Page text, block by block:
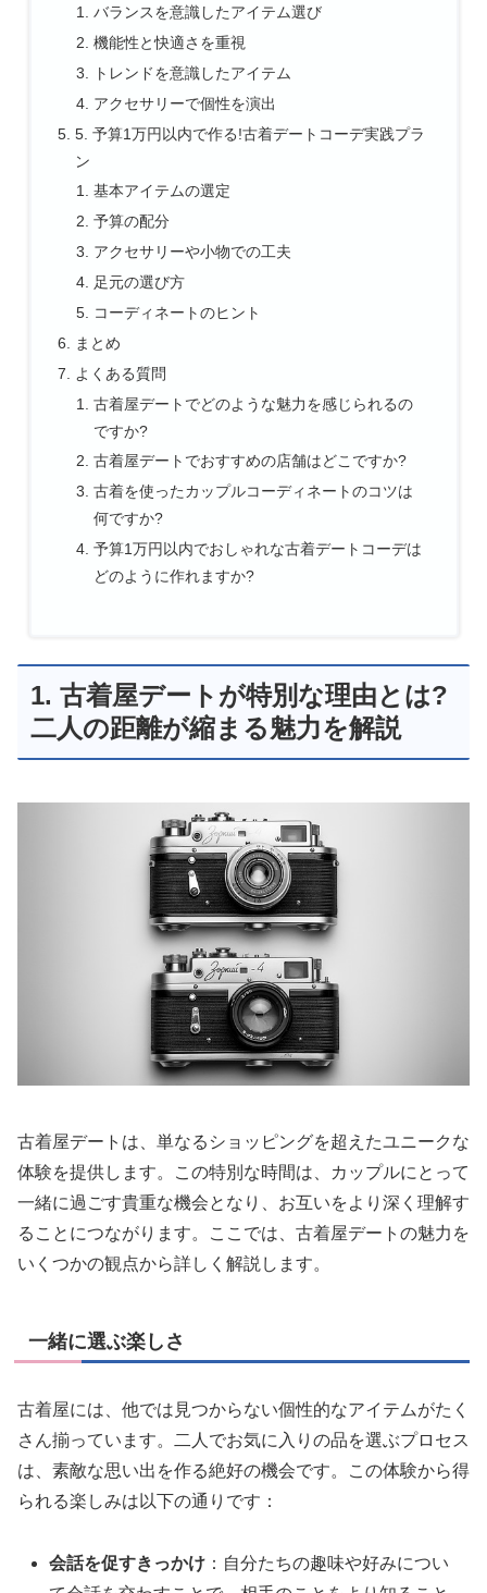
バランスを意識したアイテム選び
機能性と快適さを重視
トレンドを意識したアイテム
アクセサリーで個性を演出
5. 予算1万円以内で作る!古着デートコーデ実践プラ
ン
基本アイテムの選定
予算の配分
アクセサリーや小物での工夫
足元の選び方
コーディネートのヒント
まとめ
よくある質問
古着屋デートでどのような魅力を感じられるの
ですか?
古着屋デートでおすすめの店舗はどこですか?
古着を使ったカップルコーディネートのコツは
何ですか?
予算1万円以内でおしゃれな古着デートコーデは
どのように作れますか?
1. 古着屋デートが特別な理由とは?
二人の距離が縮まる魅力を解説
古着屋デートは、単なるショッピングを超えたユニークな
体験を提供します。この特別な時間は、カップルにとって
一緒に過ごす貴重な機会となり、お互いをより深く理解す
ることにつながります。ここでは、古着屋デートの魅力を
いくつかの観点から詳しく解説します。
一緒に選ぶ楽しさ
古着屋には、他では見つからない個性的なアイテムがたく
さん揃っています。二人でお気に入りの品を選ぶプロセス
は、素敵な思い出を作る絶好の機会です。この体験から得
られる楽しみは以下の通りです：
会話を促すきっかけ ：自分たちの趣味や好みについ